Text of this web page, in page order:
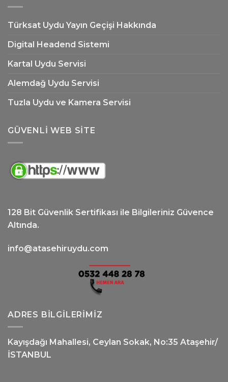
Türksat Uydu Yayın Geçişi Hakkında
Digital Headend Sistemi
Kartal Uydu Servisi
Alemdağ Uydu Servisi
Tuzla Uydu ve Kamera Servisi
GÜVENLI WEB SITE
128 Bit Güvenlik Sertifikası ile Bilgileriniz Güvence
Altında.
info@atasehiruydu.com
ADRES BILGILERIMIZ
Kayışdağı Mahallesi, Ceylan Sokak, No:35 Ataşehir/
İSTANBUL